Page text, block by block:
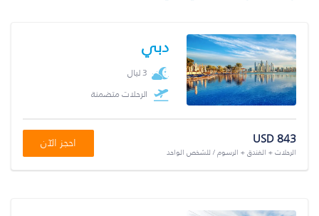
دبي
3 ليال
الرحلات متضمنة
USD 843
الرحلات + الفندق + الرسوم / للشخص الواحد
احجز الآن